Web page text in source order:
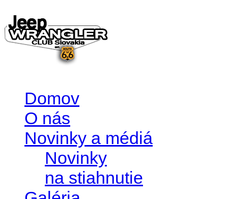
Domov
O nás
Novinky a médiá
Novinky
na stiahnutie